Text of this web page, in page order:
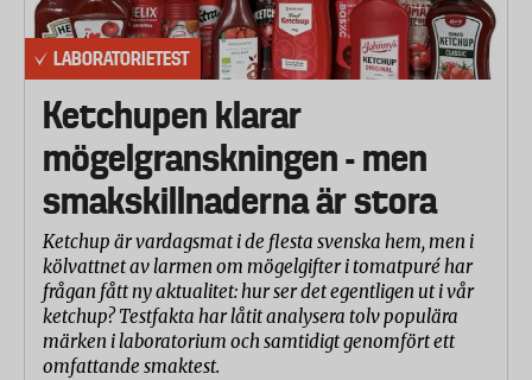
LABORATORIETEST
Ketchupen klarar
mögelgranskningen - men
smakskillnaderna är stora
Ketchup är vardagsmat i de flesta svenska hem, men i
kölvattnet av larmen om mögelgifter i tomatpuré har
frågan fått ny aktualitet: hur ser det egentligen ut i vår
ketchup? Testfakta har låtit analysera tolv populära
märken i laboratorium och samtidigt genomfört ett
omfattande smaktest.